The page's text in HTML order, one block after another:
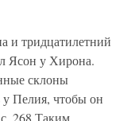
и тридцатилетний
Ясон у Хирона.
склоны
Пелия, чтобы он